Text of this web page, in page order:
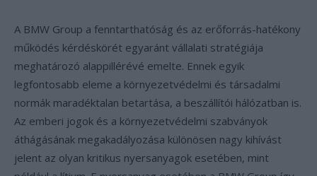
A BMW Group a fenntarthatóság és az erőforrás-hatékony
működés kérdéskörét egyaránt vállalati stratégiája
meghatározó alappillérévé emelte. Ennek egyik
legfontosabb eleme a környezetvédelmi és társadalmi
normák maradéktalan betartása, a beszállítói hálózatban is.
Az emberi jogok és a környezetvédelmi szabványok
áthágásának megakadályozása különösen nagy kihívást
jelent az olyan kritikus nyersanyagok esetében, mint